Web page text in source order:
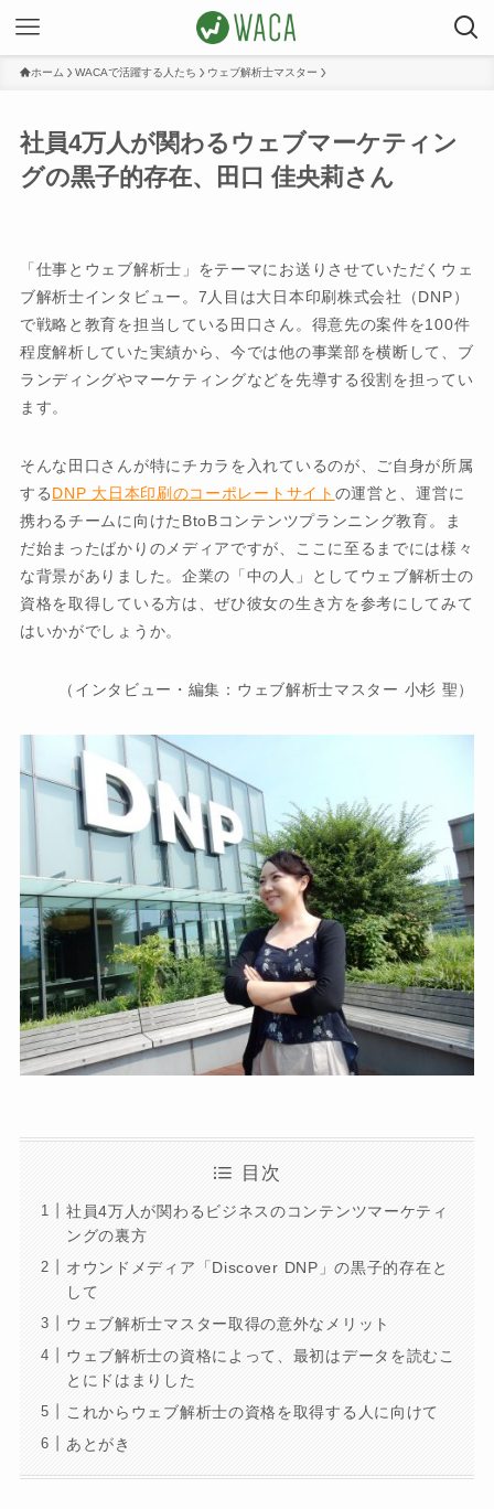
ホーム WACAで活躍する人たち ウェブ解析士マスター
社員4万人が関わるウェブマーケティン
グの黒子的存在、田口 佳央莉さん
「仕事とウェブ解析士」をテーマにお送りさせていただくウェ
ブ解析士インタビュー。7人目は大日本印刷株式会社（DNP）
で戦略と教育を担当している田口さん。得意先の案件を100件
程度解析していた実績から、今では他の事業部を横断して、ブ
ランディングやマーケティングなどを先導する役割を担ってい
ます。
そんな田口さんが特にチカラを入れているのが、ご自身が所属
するDNP 大日本印刷のコーポレートサイト の運営と、運営に
携わるチームに向けたBtoBコンテンツプランニング教育。ま
だ始まったばかりのメディアですが、ここに至るまでには様々
な背景がありました。企業の「中の人」としてウェブ解析士の
資格を取得している方は、ぜひ彼女の生き方を参考にしてみて
はいかがでしょうか。
（インタビュー・編集：ウェブ解析士マスター 小杉 聖）
目次
社員4万人が関わるビジネスのコンテンツマーケティ
ングの裏方
オウンドメディア「Discover DNP」の黒子的存在と
して
ウェブ解析士マスター取得の意外なメリット
ウェブ解析士の資格によって、最初はデータを読むこ
とにドはまりした
これからウェブ解析士の資格を取得する人に向けて
あとがき